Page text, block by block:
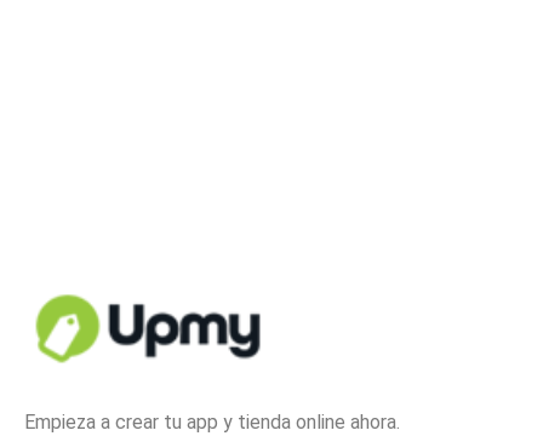
Empieza a crear tu app y tienda online ahora.